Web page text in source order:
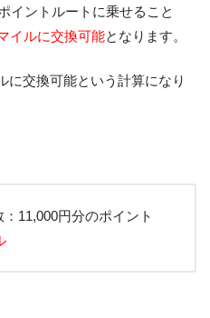
イントルートに乗せること
イルに交換可能となります。
に交換可能という計算になり
11,000円分のポイント